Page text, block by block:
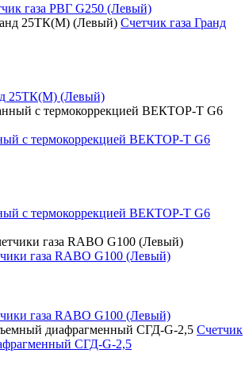
газа РВГ G250 (Левый)
Счетчик газа Гранд
25ТК(М) (Левый)
с термокоррекцией ВЕКТОР-Т G6
с термокоррекцией ВЕКТОР-Т G6
газа RABO G100 (Левый)
газа RABO G100 (Левый)
Счетчик
СГД-G-2,5